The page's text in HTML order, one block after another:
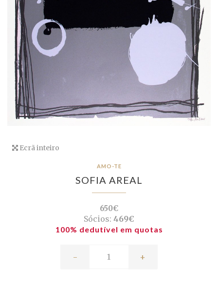
Ecrã inteiro
AMO-TE
SOFIA AREAL
650€
Sócios: 469€
100% dedutível em quotas
- +